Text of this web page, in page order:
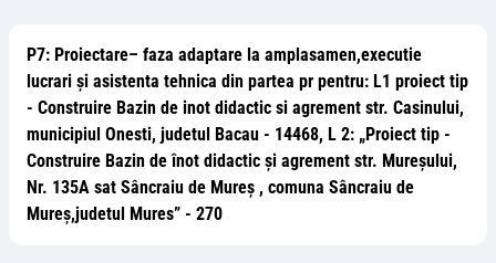
P7: Proiectare– faza adaptare la amplasamen,executie
lucrari și asistenta tehnica din partea pr pentru: L1 proiect tip
- Construire Bazin de inot didactic si agrement str. Casinului,
municipiul Onesti, judetul Bacau - 14468, L 2: „Proiect tip -
Construire Bazin de înot didactic și agrement str. Mureșului,
Nr. 135A sat Sâncraiu de Mureș , comuna Sâncraiu de
Mureș,judetul Mures” - 270